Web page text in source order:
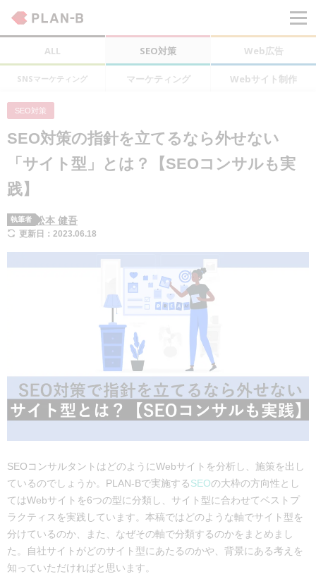
ALL SEO対策 Web広告
SNSマーケティング マーケティング Webサイト制作
SEO対策
SEO対策の指針を立てるなら外せない
「サイト型」とは？【SEOコンサルも実
践】
執筆者 松本 健吾
更新日：2023.06.18
SEOコンサルタントはどのようにWebサイトを分析し、施策を出し
ているのでしょうか。PLAN-Bで実施するSEOの大枠の方向性とし
てはWebサイトを6つの型に分類し、サイト型に合わせてベストプ
ラクティスを実践しています。本稿ではどのような軸でサイト型を
分けているのか、また、なぜその軸で分類するのかをまとめまし
た。自社サイトがどのサイト型にあたるのかや、背景にある考えを
知っていただければと思います。